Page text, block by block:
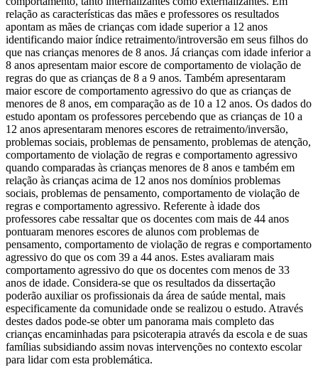
relação as características das mães e professores os resultados
apontam as mães de crianças com idade superior a 12 anos
identificando maior índice retraimento/introversão em seus filhos do
que nas crianças menores de 8 anos. Já crianças com idade inferior a
8 anos apresentam maior escore de comportamento de violação de
regras do que as crianças de 8 a 9 anos. Também apresentaram
maior escore de comportamento agressivo do que as crianças de
menores de 8 anos, em comparação as de 10 a 12 anos. Os dados do
estudo apontam os professores percebendo que as crianças de 10 a
12 anos apresentaram menores escores de retraimento/inversão,
problemas sociais, problemas de pensamento, problemas de atenção,
comportamento de violação de regras e comportamento agressivo
quando comparadas às crianças menores de 8 anos e também em
relação às crianças acima de 12 anos nos domínios problemas
sociais, problemas de pensamento, comportamento de violação de
regras e comportamento agressivo. Referente à idade dos
professores cabe ressaltar que os docentes com mais de 44 anos
pontuaram menores escores de alunos com problemas de
pensamento, comportamento de violação de regras e comportamento
agressivo do que os com 39 a 44 anos. Estes avaliaram mais
comportamento agressivo do que os docentes com menos de 33
anos de idade. Considera-se que os resultados da dissertação
poderão auxiliar os profissionais da área de saúde mental, mais
especificamente da comunidade onde se realizou o estudo. Através
destes dados pode-se obter um panorama mais completo das
crianças encaminhadas para psicoterapia através da escola e de suas
famílias subsidiando assim novas intervenções no contexto escolar
para lidar com esta problemática.